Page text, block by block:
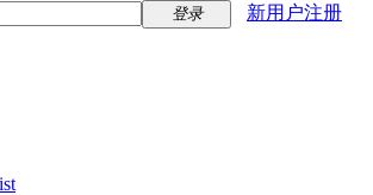
登录
新用户注册